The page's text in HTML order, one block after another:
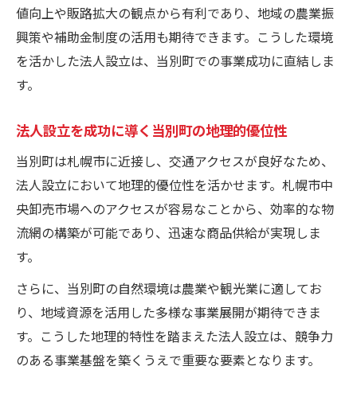
値向上や販路拡大の観点から有利であり、地域の農業振
興策や補助金制度の活用も期待できます。こうした環境
を活かした法人設立は、当別町での事業成功に直結しま
す。
法人設立を成功に導く当別町の地理的優位性
当別町は札幌市に近接し、交通アクセスが良好なため、
法人設立において地理的優位性を活かせます。札幌市中
央卸売市場へのアクセスが容易なことから、効率的な物
流網の構築が可能であり、迅速な商品供給が実現しま
す。
さらに、当別町の自然環境は農業や観光業に適してお
り、地域資源を活用した多様な事業展開が期待できま
す。こうした地理的特性を踏まえた法人設立は、競争力
のある事業基盤を築くうえで重要な要素となります。